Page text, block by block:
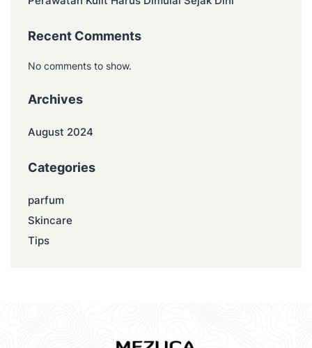
Recent Comments
No comments to show.
Archives
August 2024
Categories
parfum
Skincare
Tips